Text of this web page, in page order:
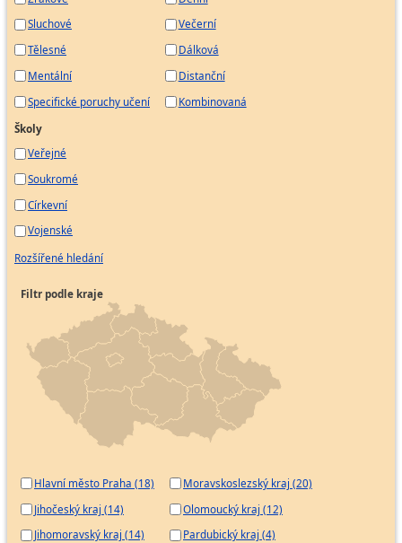
Sluchové
Tělesné
Mentální
Specifické poruchy učení
Večerní
Dálková
Distanční
Kombinovaná
Školy
Veřejné
Soukromé
Církevní
Vojenské
Rozšířené hledání
Filtr podle kraje
Hlavní město Praha (18)
Jihočeský kraj (14)
Jihomoravský kraj (14)
Moravskoslezský kraj (20)
Olomoucký kraj (12)
Pardubický kraj (4)